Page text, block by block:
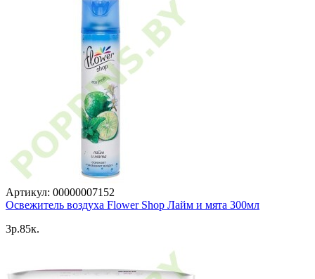
Артикул: 00000007152
Освежитель воздуха Flower Shop Лайм и мята 300мл
3p.85к.